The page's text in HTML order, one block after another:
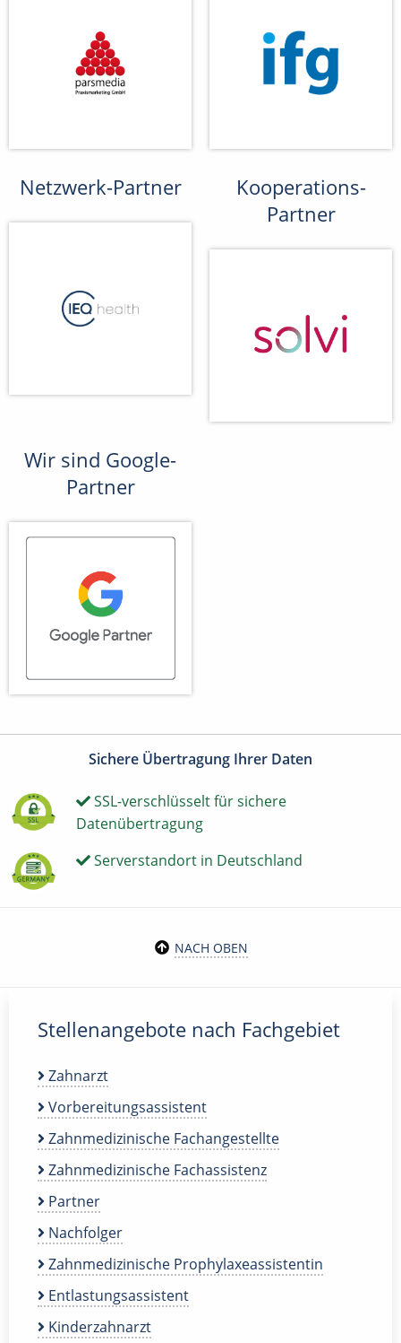
Netzwerk-Partner
Kooperations-
Partner
Wir sind Google-
Partner
Sichere Übertragung Ihrer Daten
SSL-verschlüsselt für sichere
Datenübertragung
Serverstandort in Deutschland
NACH OBEN
Stellenangebote nach Fachgebiet
Zahnarzt
Vorbereitungsassistent
Zahnmedizinische Fachangestellte
Zahnmedizinische Fachassistenz
Partner
Nachfolger
Zahnmedizinische Prophylaxeassistentin
Entlastungsassistent
Kinderzahnarzt